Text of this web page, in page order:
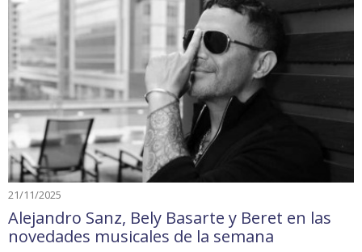
21/11/2025
Alejandro Sanz, Bely Basarte y Beret en las
novedades musicales de la semana